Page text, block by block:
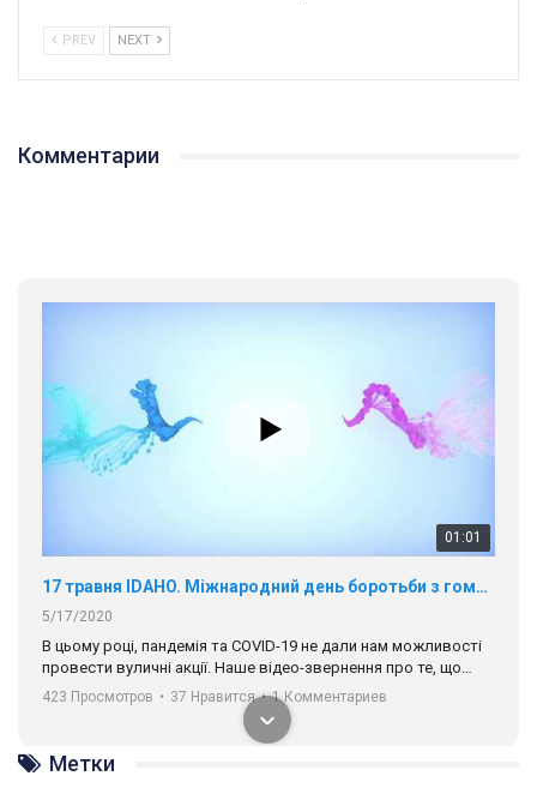
PREV NEXT
Комментарии
01:01
17 травня IDAHO. Міжнародний день боротьби з гомофобією трансфобією і біфобія.
5/17/2020
В цьому році, пандемія та COVІD-19 не дали нам можливості
провести вуличні акції. Наше відео-звернення про те, що
навіть коли ми у різних містах та не можемо зустрінеться, ми
разом. Ми закликаємо всіх хто поділяє цінності рівності та
солідарності, приєднатися до нас. Регіональні підрозділи
ГАУ є в 16 областях України.
Разом наш голос лунає гучніше!
423 Просмотров • 37 Нравится • 1 Комментариев
Метки